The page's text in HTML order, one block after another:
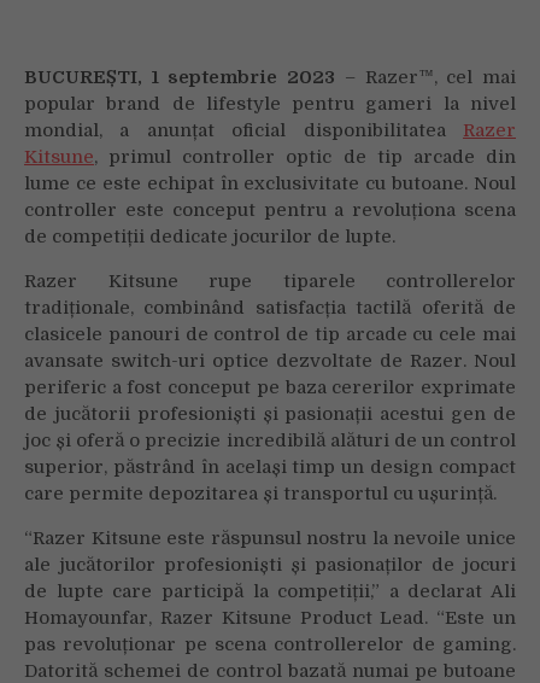
PC
BUCUREȘTI, 1 septembrie 2023 – Razer™, cel mai
popular brand de lifestyle pentru gameri la nivel
mondial, a anunțat oficial disponibilitatea Razer
Kitsune, primul controller optic de tip arcade din
lume ce este echipat în exclusivitate cu butoane. Noul
controller este conceput pentru a revoluționa scena
de competiții dedicate jocurilor de lupte.
Razer Kitsune rupe tiparele controllerelor
tradiționale, combinând satisfacția tactilă oferită de
clasicele panouri de control de tip arcade cu cele mai
avansate switch-uri optice dezvoltate de Razer. Noul
periferic a fost conceput pe baza cererilor exprimate
de jucătorii profesioniști și pasionații acestui gen de
joc și oferă o precizie incredibilă alături de un control
superior, păstrând în același timp un design compact
care permite depozitarea și transportul cu ușurință.
“Razer Kitsune este răspunsul nostru la nevoile unice
ale jucătorilor profesioniști și pasionaților de jocuri
de lupte care participă la competiții,” a declarat Ali
Homayounfar, Razer Kitsune Product Lead. “Este un
pas revoluționar pe scena controllerelor de gaming.
Datorită schemei de control bazată numai pe butoane